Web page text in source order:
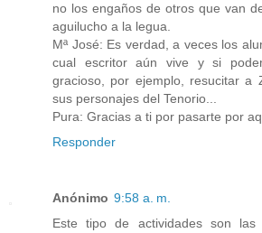
no los engaños de otros que van
aguilucho a la legua.
Mª José: Es verdad, a veces los
cual escritor aún vive y si
gracioso, por ejemplo, resucitar a
sus personajes del Tenorio...
Pura: Gracias a ti por pasarte por
Responder
Anónimo 9:58 a. m.
Este tipo de actividades son